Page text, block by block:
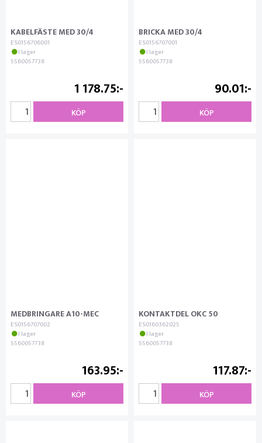
KABELFÄSTE MED 30/4
ES0156706001
I lager
5560057738
1 178.75
KÖP
BRICKA MED 30/4
ES0156707001
I lager
5560057738
90.01
KÖP
MEDBRINGARE A10-MEC
ES0156707002
I lager
5560057738
163.95
KÖP
KONTAKTDEL OKC 50
ES0160362025
I lager
5560057738
117.87
KÖP